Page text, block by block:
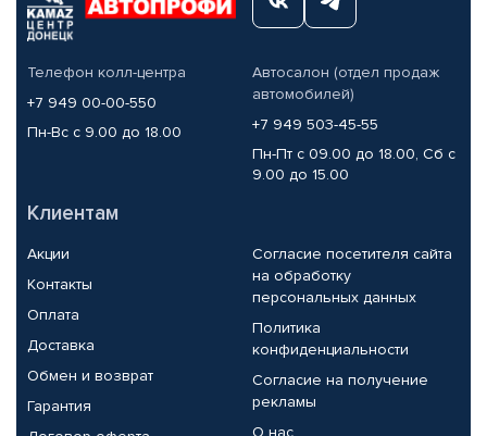
Телефон колл-центра
+7 949 00-00-550
Пн-Вс с 9.00 до 18.00
Автосалон (отдел продаж
автомобилей)
+7 949 503-45-55
Пн-Пт с 09.00 до 18.00, Сб с
9.00 до 15.00
Клиентам
Акции
Контакты
Оплата
Доставка
Обмен и возврат
Гарантия
Согласие посетителя сайта
на обработку
персональных данных
Политика
конфиденциальности
Согласие на получение
рекламы
О нас